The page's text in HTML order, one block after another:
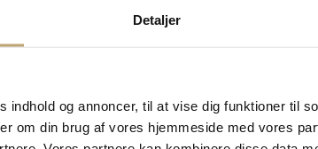
Detaljer
indhold og annoncer, til at vise dig funktioner til
om din brug af vores hjemmeside med vores